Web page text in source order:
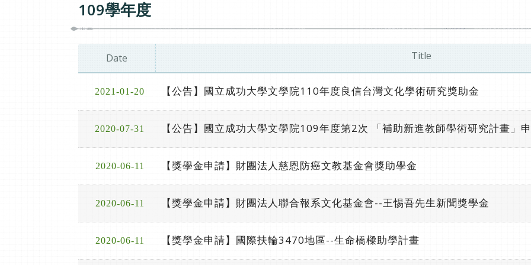
109學年度
Date Title
2021-01-20 【公告】國立成功大學文學院110年度良信台灣文化學術研究獎助金
2020-07-31 【公告】國立成功大學文學院109年度第2次 「補助新進教師學術研究計畫」
2020-06-11 【獎學金申請】財團法人慈恩防癌文教基金會獎助學金
2020-06-11 【獎學金申請】財團法人聯合報系文化基金會--王惕吾先生新聞獎學金
2020-06-11 【獎學金申請】國際扶輪3470地區--生命橋樑助學計畫